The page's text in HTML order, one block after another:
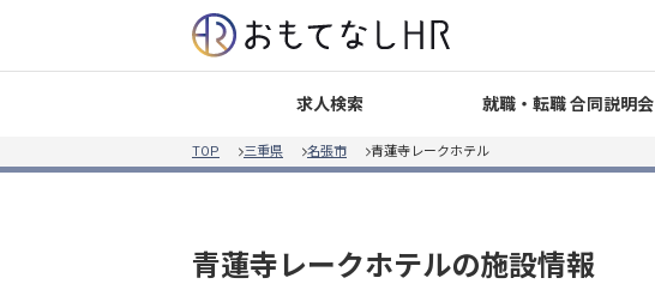
求人検索 就職・転職 合同説明会
TOP 三重県 名張市 青蓮寺レークホテル
青蓮寺レークホテルの施設情報